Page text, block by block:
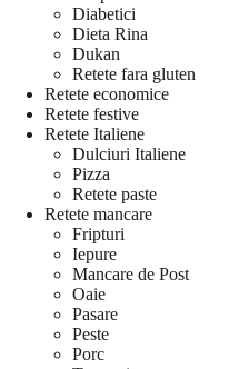
Diabetici
Dieta Rina
Dukan
Retete fara gluten
Retete economice
Retete festive
Retete Italiene
Dulciuri Italiene
Pizza
Retete paste
Retete mancare
Fripturi
Iepure
Mancare de Post
Oaie
Pasare
Peste
Porc